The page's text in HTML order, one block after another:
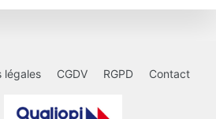
légales CGDV RGPD Contact